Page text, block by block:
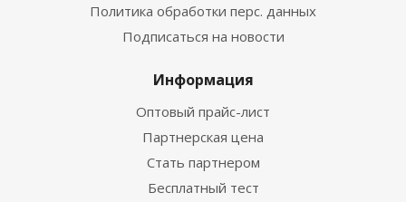
Политика обработки перс. данных
Подписаться на новости
Информация
Оптовый прайс-лист
Партнерская цена
Стать партнером
Бесплатный тест